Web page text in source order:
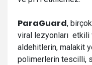
ParaGuard,
viral lezyonları
aldehitlerin, malakit
polimerlerin tescilli,